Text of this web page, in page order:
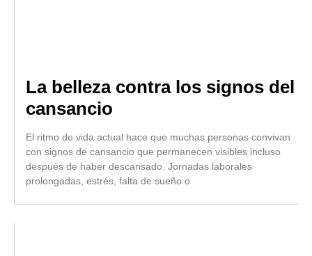
La belleza contra los signos del
cansancio
El ritmo de vida actual hace que muchas personas convivan
con signos de cansancio que permanecen visibles incluso
después de haber descansado. Jornadas laborales
prolongadas, estrés, falta de sueño o